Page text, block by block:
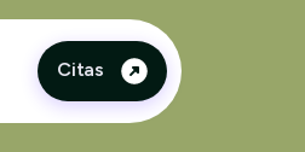
Citas